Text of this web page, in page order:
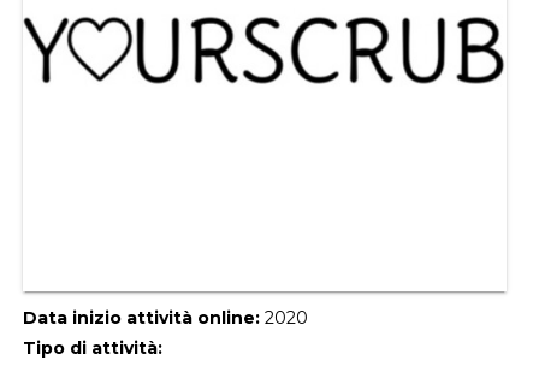
Data inizio attività online: 2020
Tipo di attività: